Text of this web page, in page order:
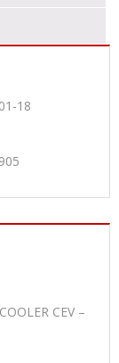
18
CEV –